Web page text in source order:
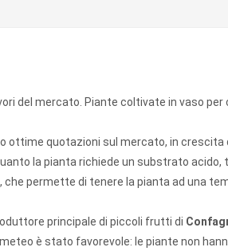
del mercato. Piante coltivate in vaso per
ottime quotazioni sul mercato, in crescita
la pianta richiede un substrato acido,
che permette di tenere la pianta ad una
principale di piccoli frutti di
meteo è stato favorevole: le piante non